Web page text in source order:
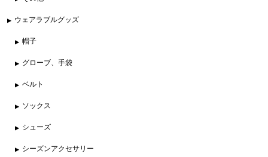
ウェアラブルグッズ
帽子
グローブ、手袋
ベルト
ソックス
シューズ
シーズンアクセサリー